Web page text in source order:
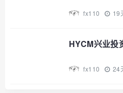
fx110 19
HYCM兴业投
fx110 24